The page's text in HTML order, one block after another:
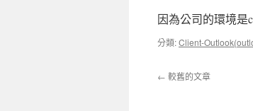
因為公司的環境是
分類:Client-
← 較舊的文章